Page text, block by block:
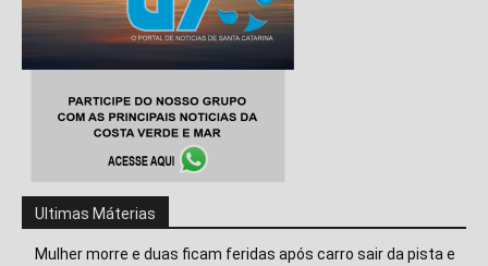
Ultimas Máterias
Mulher morre e duas ficam feridas após carro sair da pista e